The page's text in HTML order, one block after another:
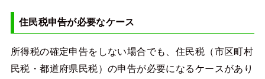
住民税申告が必要なケース
所得税の確定申告をしない場合でも、住民税（市区町村
民税・都道府県民税）の申告が必要になるケースがあり